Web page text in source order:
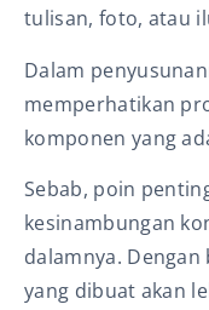
tulisan, foto, atau
Dalam
memperhatikan
komponen yang
Sebab, poin
kesinambungan
dalamnya.
yang dibuat akan